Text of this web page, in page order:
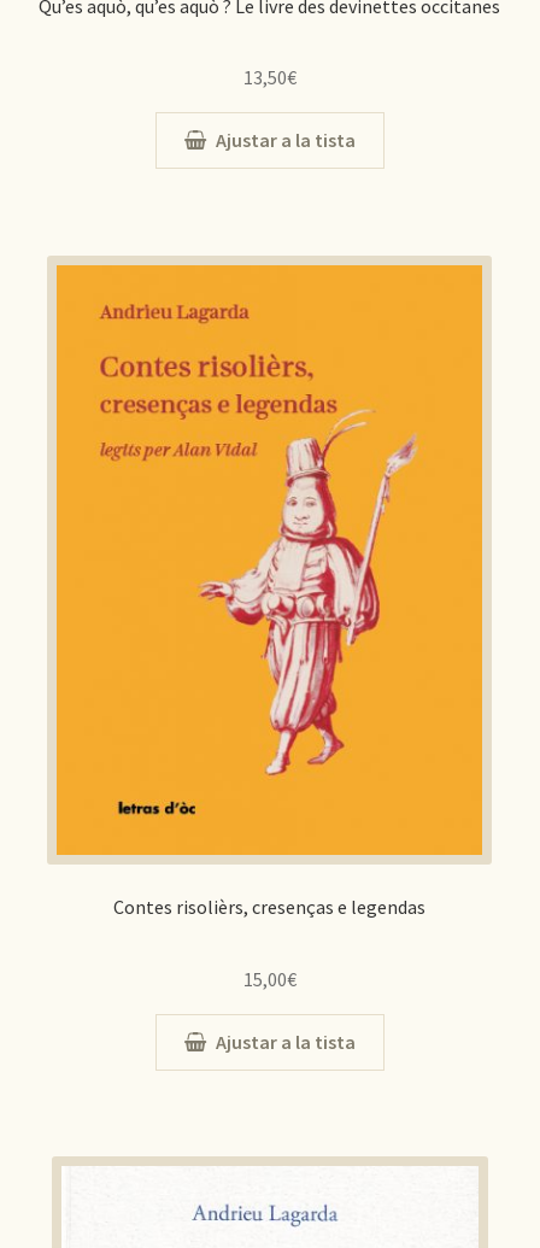
Qu’es aquò, qu’es aquò ? Le livre des devinettes occitanes
13,50€
Ajustar a la tista
Contes risolièrs, cresenças e legendas
15,00€
Ajustar a la tista